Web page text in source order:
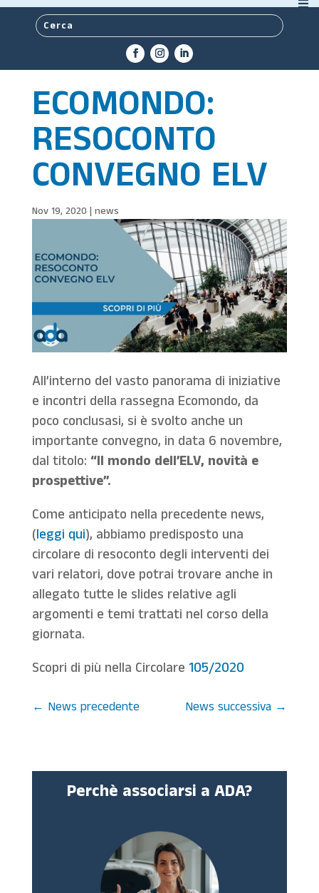
ECOMONDO:
RESOCONTO
CONVEGNO ELV
Nov 19, 2020 news
All’interno del vasto panorama di iniziative
e incontri della rassegna Ecomondo, da
poco conclusasi, si è svolto anche un
importante convegno, in data 6 novembre,
dal titolo: “Il mondo dell’ELV, novità e
prospettive”.
Come anticipato nella precedente news,
(leggi qui), abbiamo predisposto una
circolare di resoconto degli interventi dei
vari relatori, dove potrai trovare anche in
allegato tutte le slides relative agli
argomenti e temi trattati nel corso della
giornata.
Scopri di più nella Circolare 105/2020
← News precedente News successiva →
Perchè associarsi a ADA?